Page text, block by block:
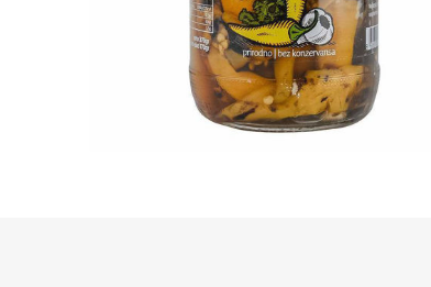
Pekara, torte i gotova jela
Smrznuti proizvodi
Lična higijena